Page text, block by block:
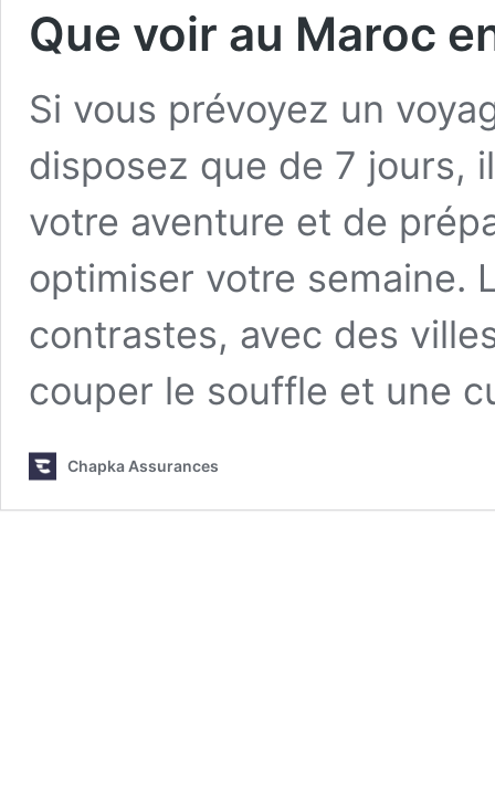
Que voir au Maroc
Si vous prévoyez un
disposez que de 7 jours,
votre aventure et de
optimiser votre semaine.
contrastes, avec des
couper le souffle et une
Chapka Assurances